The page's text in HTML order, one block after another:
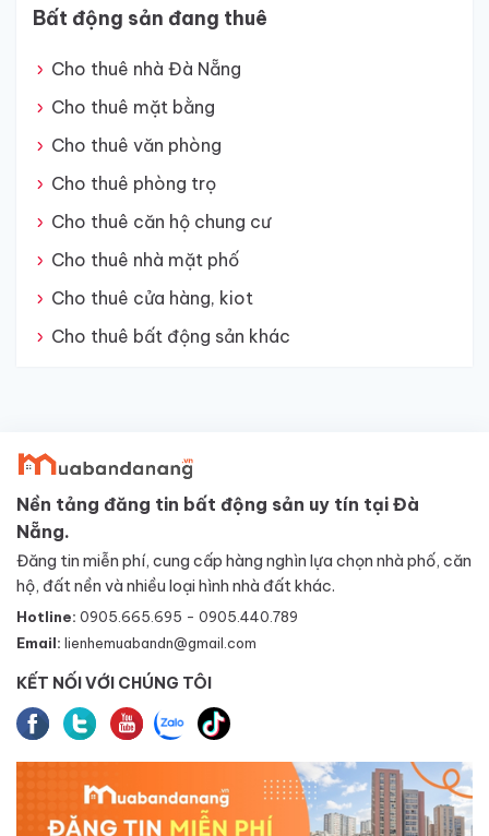
Bất động sản đang thuê
Cho thuê nhà Đà Nẵng
Cho thuê mặt bằng
Cho thuê văn phòng
Cho thuê phòng trọ
Cho thuê căn hộ chung cư
Cho thuê nhà mặt phố
Cho thuê cửa hàng, kiot
Cho thuê bất động sản khác
Nền tảng đăng tin bất động sản uy tín tại Đà
Nẵng.
Đăng tin miễn phí, cung cấp hàng nghìn lựa chọn nhà phố, căn
hộ, đất nền và nhiều loại hình nhà đất khác.
Hotline: 0905.665.695 - 0905.440.789
Email: lienhemuabandn@gmail.com
KẾT NỐI VỚI CHÚNG TÔI